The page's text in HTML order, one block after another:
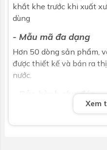
khắt khe trước khi xuất
dùng
- Mẫu mã đa dạng
Hơn 50 dòng sản phẩm,
được thiết kế và bán ra
nước.
- Bảo hành chu đáo
+ Bào hành vĩnh viễn đối
+ Bảo hành 05 năm đối
Xem